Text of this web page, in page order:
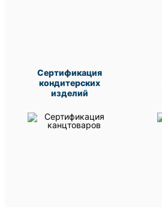
Сертификация
кондитерских
изделий